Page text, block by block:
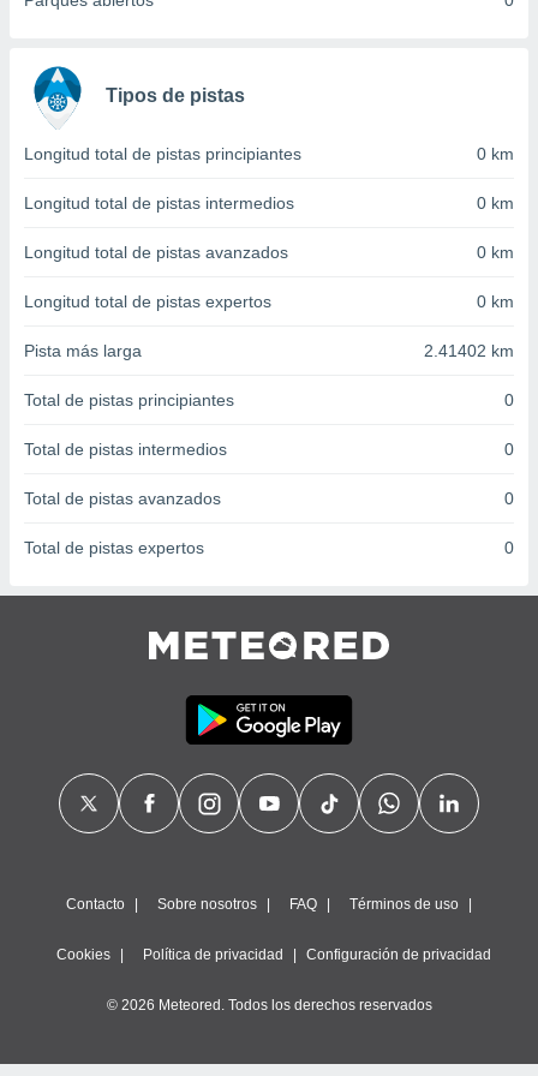
e
mediante
publicidad
1199
Tipos de pistas
Longitud total de pistas principiantes 0 km
Longitud total de pistas intermedios 0 km
Longitud total de pistas avanzados 0 km
Longitud total de pistas expertos 0 km
Pista más larga 2.41402 km
Total de pistas principiantes 0
Total de pistas intermedios 0
Total de pistas avanzados 0
Total de pistas expertos 0
Contacto Sobre nosotros FAQ Términos de uso
Cookies Política de privacidad Configuración de privacidad
© 2026 Meteored. Todos los derechos reservados